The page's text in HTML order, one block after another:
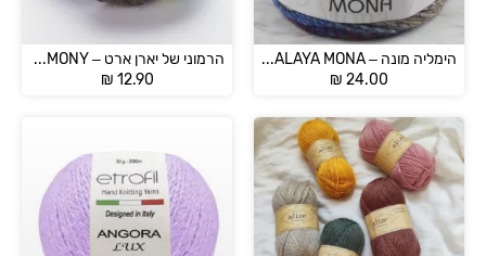
הימליה מונה – HIMALAYA MONA
₪ 24.00
הרמוני של יארן ארט – HARMONY
₪ 12.90